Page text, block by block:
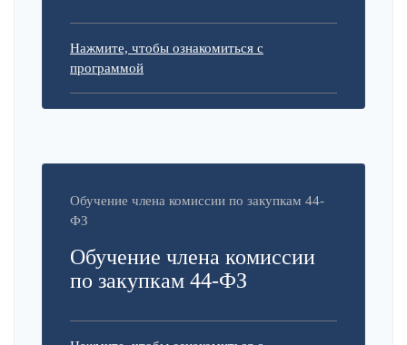
Нажмите, чтобы ознакомиться с
программой
Обучение члена комиссии по закупкам 44-
ФЗ
Обучение члена комиссии
по закупкам 44-ФЗ